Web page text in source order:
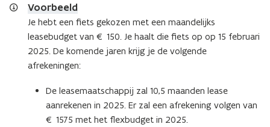
Voorbeeld
Je hebt een fiets gekozen met een maandelijks
leasebudget van € 150. Je haalt die fiets op op 15 februari
2025. De komende jaren krijg je de volgende
afrekeningen:
De leasemaatschappij zal 10,5 maanden lease
aanrekenen in 2025. Er zal een afrekening volgen van
€ 1575 met het flexbudget in 2025.